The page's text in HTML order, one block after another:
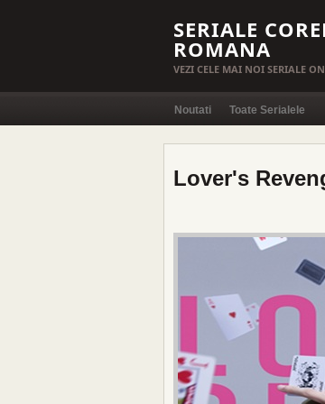
SERIALE
ROMANA
VEZI CELE MAI NOI SERIALE
Noutati Toate Serialele
Lover's